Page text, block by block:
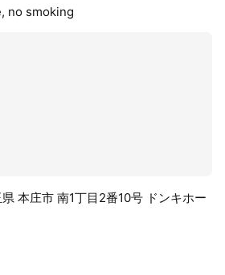
no smoking
本庄市 南1丁目2番10号 ドンキホー